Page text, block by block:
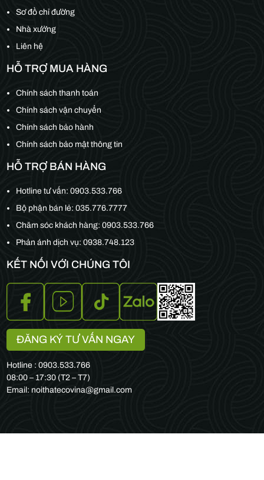
Sơ đồ chỉ đường
Nhà xưởng
Liên hệ
HỖ TRỢ MUA HÀNG
Chính sách thanh toán
Chính sách vận chuyển
Chính sách bảo hành
Chính sách bảo mật thông tin
HỖ TRỢ BÁN HÀNG
Hotline tư vấn:0903.533.766
Bộ phận bán lẻ:035.776.7777
Chăm sóc khách hàng:0903.533.766
Phản ánh dịch vụ: 0938.748.123
KẾT NỐI VỚI CHÚNG TÔI
ĐĂNG KÝ TƯ VẤN NGAY
Hotline : 0903.533.766
08:00 – 17:30 (T2 – T7)
Email: noithatecovina@gmail.com